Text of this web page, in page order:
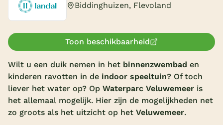
Vakantiepark keuzehulp
Vakantieparken
Subtropisch zwembad
Overdekt zwembad
Wildwaterbaan
Biddinghuizen, Flevoland
Toon beschikbaarheid
Wilt u een duik nemen in het binnenzwembad en
kinderen ravotten in de indoor speeltuin? Of toch
liever het water op? Op Waterparc Veluwemeer is
het allemaal mogelijk. Hier zijn de mogelijkheden net
zo groots als het uitzicht op het Veluwemeer.